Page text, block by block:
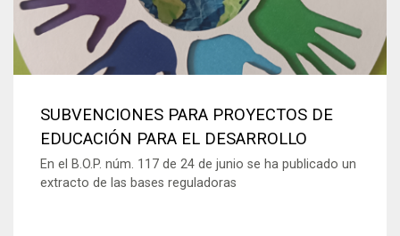
SUBVENCIONES PARA PROYECTOS DE
EDUCACIÓN PARA EL DESARROLLO
En el B.O.P. núm. 117 de 24 de junio se ha publicado un
extracto de las bases reguladoras